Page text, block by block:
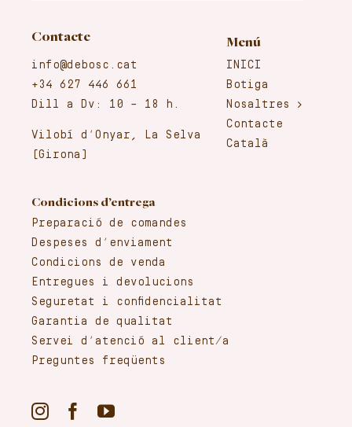
Menú
INICI
Botiga
Nosaltres
Contacte
Català
Contacte
info@debosc.cat
+34 627 446 661
Dill a Dv: 10 – 18 h.
Vilobí d’Onyar, La Selva
(Girona)
Condicions d’entrega
Preparació de comandes
Despeses d’enviament
Condicions de venda
Entregues i devolucions
Seguretat i confidencialitat
Garantia de qualitat
Servei d’atenció al client/a
Preguntes freqüents